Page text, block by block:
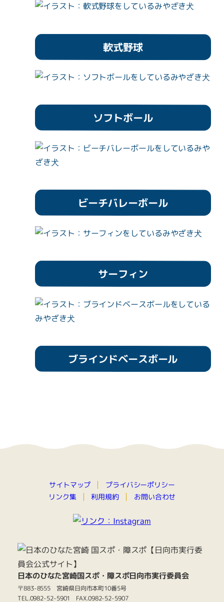
軟式野球
ソフトボール
ビーチバレーボール
サーフィン
ブラインドベースボール
サイトマップ プライバシーポリシー
リンク集 利用規約 お問い合わせ
日本のひなた宮崎国スポ・障スポ日向市実行委員会
〒883-8555 宮崎県日向市本町10番5号
TEL.0982-52-5901 FAX.0982-52-5907